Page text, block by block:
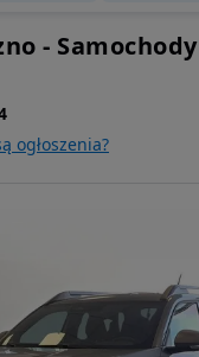
- Samochody
ogłoszenia?